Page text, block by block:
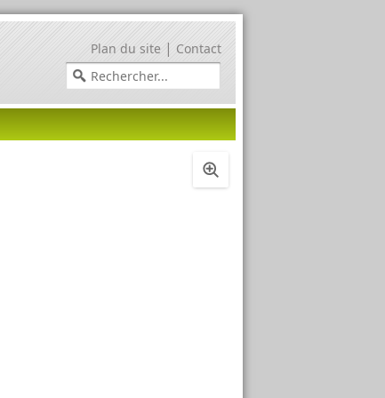
Plan du site | Contact